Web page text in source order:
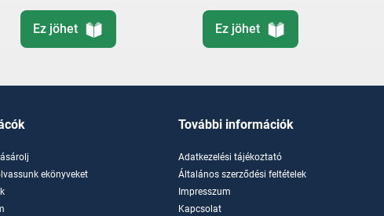
Ez jöhet Ez jöhet
ekönyveket
További információk
Adatkezelési tájékoztató
Általános szerződési feltételek
Impresszum
Kapcsolat